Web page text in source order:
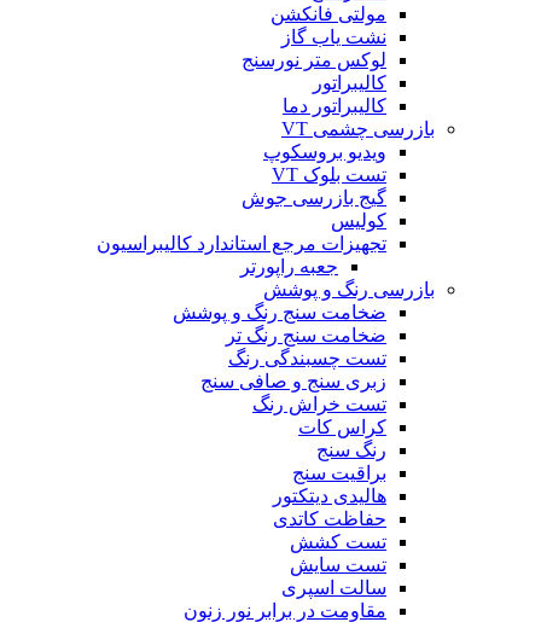
مولتی فانکشن
نشت یاب گاز
لوکس متر نورسنج
کالیبراتور
کالیبراتور دما
بازرسی چشمی VT
ویدیو بروسکوپ
تست بلوک VT
گیج بازرسی جوش
کولیس
تجهیزات مرجع استاندارد کالیبراسیون
جعبه راپورتر
بازرسی رنگ و پوشش
ضخامت سنج رنگ و پوشش
ضخامت سنج رنگ تر
تست چسبندگی رنگ
زبری سنج و صافی سنج
تست خراش رنگ
کراس کات
رنگ سنج
براقیت سنج
هالیدی دیتکتور
حفاظت کاتدی
تست کشش
تست سایش
سالت اسپری
مقاومت در برابر نور زنون